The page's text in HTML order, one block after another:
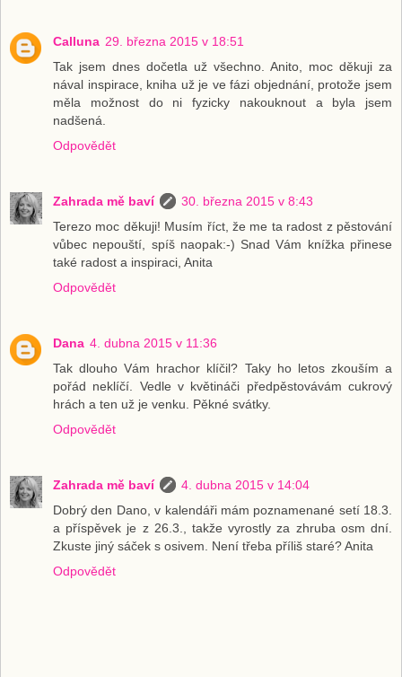
Calluna 29. března 2015 v 18:51
Tak jsem dnes dočetla už všechno. Anito, moc děkuji za
nával inspirace, kniha už je ve fázi objednání, protože jsem
měla možnost do ni fyzicky nakouknout a byla jsem
nadšená.
Odpovědět
Zahrada mě baví
30. března 2015 v 8:43
Terezo moc děkuji! Musím říct, že me ta radost z pěstování
vůbec nepouští, spíš naopak:-) Snad Vám knížka přinese
také radost a inspiraci, Anita
Odpovědět
Dana 4. dubna 2015 v 11:36
Tak dlouho Vám hrachor klíčil? Taky ho letos zkouším a
pořád neklíčí. Vedle v květináči předpěstovávám cukrový
hrách a ten už je venku. Pěkné svátky.
Odpovědět
Zahrada mě baví
4. dubna 2015 v 14:04
Dobrý den Dano, v kalendáři mám poznamenané setí 18.3.
a příspěvek je z 26.3., takže vyrostly za zhruba osm dní.
Zkuste jiný sáček s osivem. Není třeba příliš staré? Anita
Odpovědět